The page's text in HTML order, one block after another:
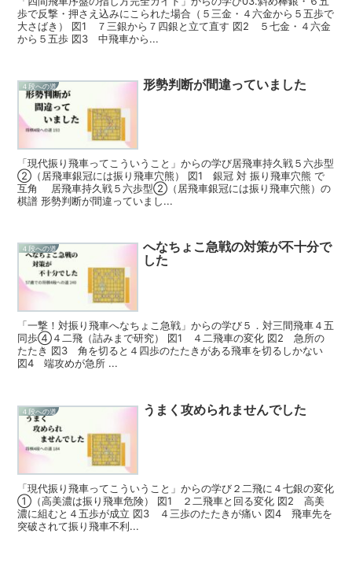
歩で反撃・押さえ込みにこられた場合（５三金・４六金から５五歩で
大さばき） 図1 ７三銀から７四銀と立て直す 図2 ５七金・４六金
から５五歩 図3 中飛車から...
４段への道 形勢判断が間違っていました
「現代振り飛車ってこういうこと」からの学び居飛車持久戦５六歩型
②（居飛車銀冠には振り飛車穴熊） 図1 銀冠 対 振り飛車穴熊 で
互角 居飛車持久戦５六歩型②（居飛車銀冠には振り飛車穴熊）の
棋譜 形勢判断が間違っていまし...
４段への道
へなちょこ急戦の対策が不十分で
した
「一撃！対振り飛車へなちょこ急戦」からの学び５．対三間飛車４五
同歩④４二飛（詰みまで研究） 図1 ４二飛車の変化 図2 急所の
たたき 図3 角を切ると４四歩のたたきがある飛車を切るしかない
図4 端攻めが急所 ...
４段への道 うまく攻められませんでした
「現代振り飛車ってこういうこと」からの学び２二飛に４七銀の変化
①（高美濃は振り飛車危険） 図1 ２二飛車と回る変化 図2 高美
濃に組むと４五歩が成立 図3 ４三歩のたたきが痛い 図4 飛車先を
突破されて振り飛車不利...